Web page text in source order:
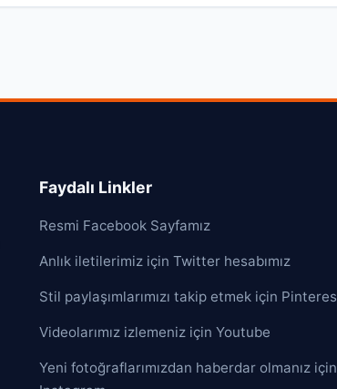
Faydalı Linkler
Resmi Facebook Sayfamız
Anlık iletilerimiz için Twitter hesabımız
Stil paylaşımlarımızı takip etmek için
Videolarımız izlemeniz için Youtube
Yeni fotoğraflarımızdan haberdar olmanız için